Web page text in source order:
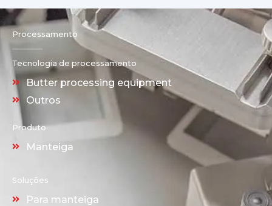
Processamento
Tecnologia de processamento
Butter processing equipment
Outros
Produto
Manteiga
Soluções
Para manteiga